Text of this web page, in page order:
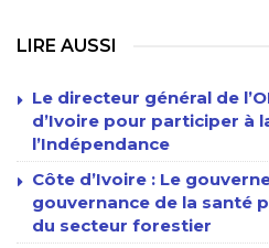
LIRE AUSSI
Le directeur général de
d’Ivoire pour participer à
l’Indépendance
Côte d’Ivoire : Le
gouvernance de la santé
du secteur forestier